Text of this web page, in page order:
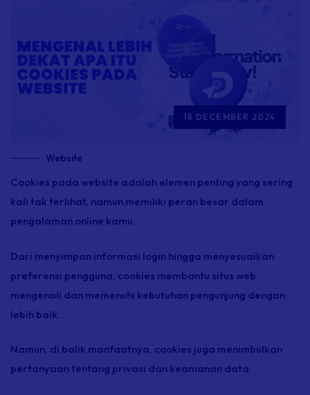
18 DECEMBER 2024
Website .
Cookies pada website adalah elemen penting yang sering
kali tak terlihat, namun memiliki peran besar dalam
pengalaman online kamu.
Dari menyimpan informasi login hingga menyesuaikan
preferensi pengguna, cookies membantu situs web
mengenali dan memenuhi kebutuhan pengunjung dengan
lebih baik.
Namun, di balik manfaatnya, cookies juga menimbulkan
pertanyaan tentang privasi dan keamanan data.